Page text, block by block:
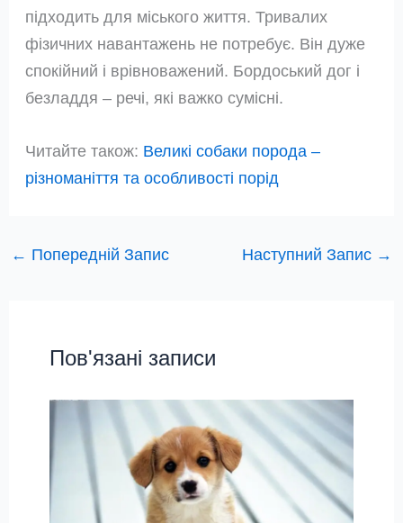
підходить для міського життя. Тривалих
фізичних навантажень не потребує. Він дуже
спокійний і врівноважений. Бордоський дог і
безладдя – речі, які важко сумісні.
Читайте також: Великі собаки порода –
різноманіття та особливості порід
← Попередній Запис Наступний Запис →
Пов'язані записи